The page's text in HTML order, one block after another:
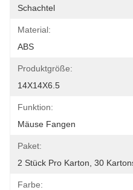
Schachtel
Material:
ABS
Produktgröße:
14X14X6.5
Funktion:
Mäuse Fangen
Paket:
2 Stück Pro Karton, 30
Farbe: